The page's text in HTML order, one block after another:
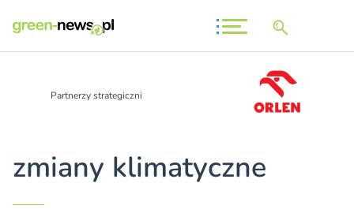
Partnerzy strategiczni
zmiany klimatyczne